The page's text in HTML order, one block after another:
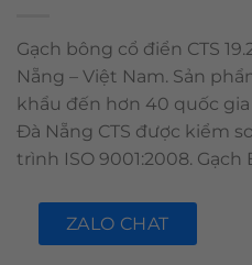
Gạch bông cổ điển CTS
Nẵng – Việt Nam. Sản
khẩu đến hơn 40 quốc
Đà Nẵng CTS được kiểm
trình ISO 9001:2008.
ZALO CHAT